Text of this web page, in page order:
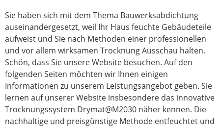
Sie haben sich mit dem Thema Bauwerksabdichtung
auseinandergesetzt, weil Ihr Haus feuchte Gebäudeteile
aufweist und Sie nach Methoden einer professionellen
und vor allem wirksamen Trocknung Ausschau halten.
Schön, dass Sie unsere Website besuchen. Auf den
folgenden Seiten möchten wir Ihnen einigen
Informationen zu unserem Leistungsangebot geben. Sie
lernen auf unserer Website insbesondere das innovative
Trocknungssystem Drymat@M2030 näher kennen. Die
nachhaltige und preisgünstige Methode entfeuchtet und